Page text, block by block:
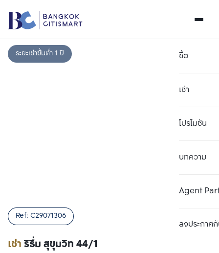
ซื้อ
เช่า
โปรโมชัน
บทความ
Agent
ลงประกาศกั
ระยะเช่าขั้นต่ำ 1 ปี
เช่าริธึ่ม สุขุมวิท 44/1
Ref: C29071306 เปรียบเทียบ